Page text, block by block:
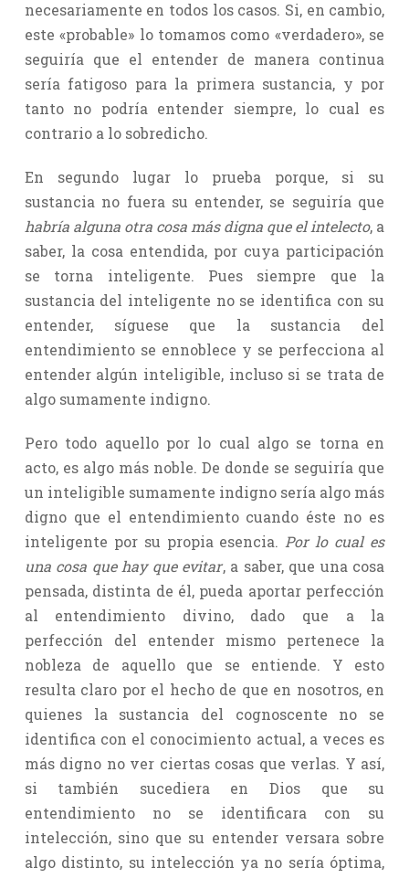
necesariamente en todos los casos. Si, en cambio,
este «probable» lo tomamos como «verdadero», se
seguiría que el entender de manera continua
sería fatigoso para la primera sustancia, y por
tanto no podría entender siempre, lo cual es
contrario a lo sobredicho.
En segundo lugar lo prueba porque, si su
sustancia no fuera su entender, se seguiría que
habría alguna otra cosa más digna que el intelecto, a
saber, la cosa entendida, por cuya participación
se torna inteligente. Pues siempre que la
sustancia del inteligente no se identifica con su
entender, síguese que la sustancia del
entendimiento se ennoblece y se perfecciona al
entender algún inteligible, incluso si se trata de
algo sumamente indigno.
Pero todo aquello por lo cual algo se torna en
acto, es algo más noble. De donde se seguiría que
un inteligible sumamente indigno sería algo más
digno que el entendimiento cuando éste no es
inteligente por su propia esencia. Por lo cual es
una cosa que hay que evitar, a saber, que una cosa
pensada, distinta de él, pueda aportar perfección
al entendimiento divino, dado que a la
perfección del entender mismo pertenece la
nobleza de aquello que se entiende. Y esto
resulta claro por el hecho de que en nosotros, en
quienes la sustancia del cognoscente no se
identifica con el conocimiento actual, a veces es
más digno no ver ciertas cosas que verlas. Y así,
si también sucediera en Dios que su
entendimiento no se identificara con su
intelección, sino que su entender versara sobre
algo distinto, su intelección ya no sería óptima,